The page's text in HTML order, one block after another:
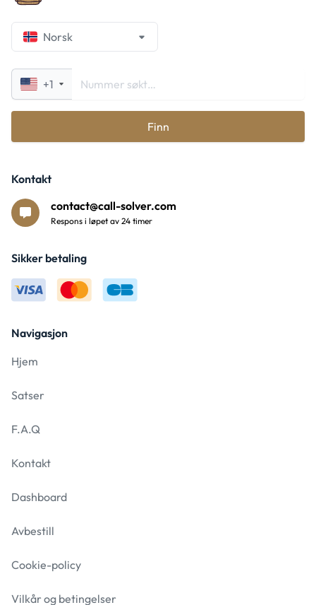
Norsk
+1
Finn
Navigasjon
Hjem
Satser
F.A.Q
Kontakt
Dashboard
Avbestill
Cookie-policy
Vilkår og betingelser
Kontakt
contact@call-solver.com
Respons i løpet av 24 timer
Sikker betaling